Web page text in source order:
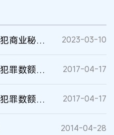
技术信息的权属与侵犯商业秘密罪 2023-03-10
论侵犯商业秘密罪的犯罪数额认定 2017-04-17
论侵犯商业秘密罪的犯罪数额认定 2017-04-17
2014-04-28